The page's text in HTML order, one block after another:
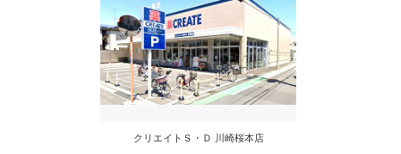
クリエイトＳ・Ｄ 川崎桜本店